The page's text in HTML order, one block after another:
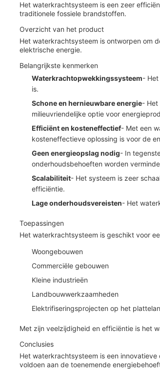
Het waterkrachtsysteem is een zeer
traditionele fossiele brandstoffen.
Overzicht van het product
Het waterkrachtsysteem is ontworpen om
elektrische energie.
Belangrijkste kenmerken
Waterkrachtopwekkingssysteem-
is.
Schone en hernieuwbare energie- Het
milieuvriendelijke optie voor
Efficiënt en kosteneffectief- Met een
kosteneffectieve oplossing is voor de
Geen energieopslag nodig- In
onderhoudsbehoeften worden
Scalabiliteit- Het systeem is zeer
efficiëntie.
Lage onderhoudsvereisten- Het
Toepassingen
Het waterkrachtsysteem is geschikt voor
Woongebouwen
Commerciële gebouwen
Kleine industrieën
Landbouwwerkzaamheden
Elektrifiseringsprojecten op het
Met zijn veelzijdigheid en efficiëntie is het
Conclusies
Het waterkrachtsysteem is een
voldoen aan de toenemende